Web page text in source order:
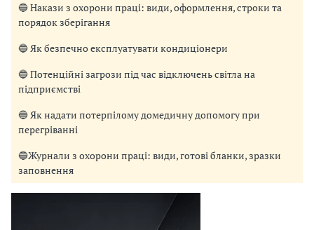
🔵 Накази з охорони праці: види, оформлення, строки та
порядок зберігання
🔵 Як безпечно експлуатувати кондиціонери
🔵 Потенційні загрози під час відключень світла на
підприємстві
🔵 Як надати потерпілому домедичну допомогу при
перегріванні
🔵Журнали з охорони праці: види, готові бланки, зразки
заповнення